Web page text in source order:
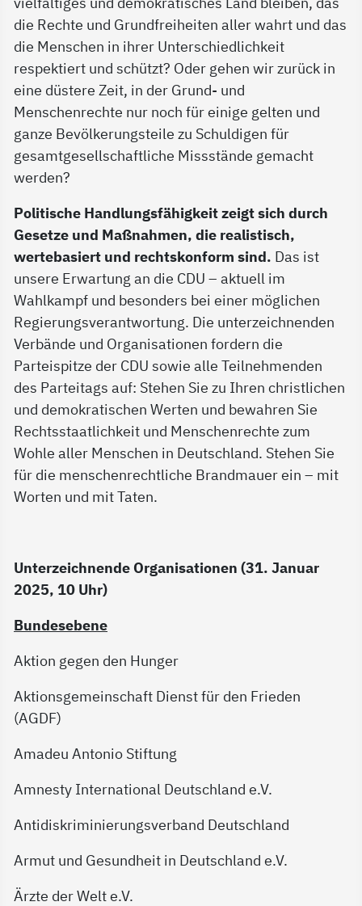
die Rechte und Grundfreiheiten aller wahrt und das
die Menschen in ihrer Unterschiedlichkeit
respektiert und schützt? Oder gehen wir zurück in
eine düstere Zeit, in der Grund- und
Menschenrechte nur noch für einige gelten und
ganze Bevölkerungsteile zu Schuldigen für
gesamtgesellschaftliche Missstände gemacht
werden?
Politische Handlungsfähigkeit zeigt sich durch
Gesetze und Maßnahmen, die realistisch,
wertebasiert und rechtskonform sind. Das ist
unsere Erwartung an die CDU – aktuell im
Wahlkampf und besonders bei einer möglichen
Regierungsverantwortung. Die unterzeichnenden
Verbände und Organisationen fordern die
Parteispitze der CDU sowie alle Teilnehmenden
des Parteitags auf: Stehen Sie zu Ihren christlichen
und demokratischen Werten und bewahren Sie
Rechtsstaatlichkeit und Menschenrechte zum
Wohle aller Menschen in Deutschland. Stehen Sie
für die menschenrechtliche Brandmauer ein – mit
Worten und mit Taten.
Unterzeichnende Organisationen (31. Januar
2025, 10 Uhr)
Bundesebene
Aktion gegen den Hunger
Aktionsgemeinschaft Dienst für den Frieden
(AGDF)
Amadeu Antonio Stiftung
Amnesty International Deutschland e.V.
Antidiskriminierungsverband Deutschland
Armut und Gesundheit in Deutschland e.V.
Ärzte der Welt e.V.